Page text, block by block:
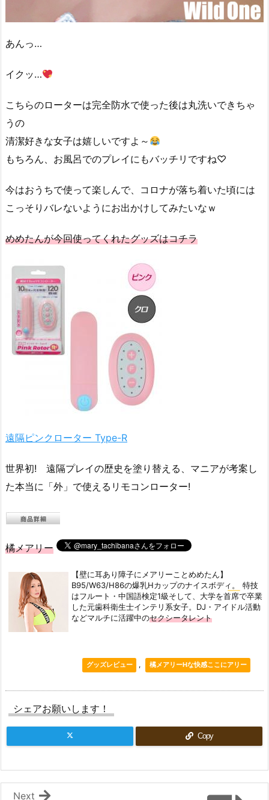
あんっ…
イクッ…
こちらのローターは完全防水で使った後は丸洗いできちゃ
うの
清潔好きな女子は嬉しいですよ～
もちろん、お風呂でのプレイにもバッチリですね♡
今はおうちで使って楽しんで、コロナが落ち着いた頃には
こっそりバレないようにお出かけしてみたいなｗ
めめたんが今回使ってくれたグッズはコチラ
遠隔ピンクローター Type-R
世界初! 遠隔プレイの歴史を塗り替える、マニアが考案し
た本当に「外」で使えるリモコンローター!
橘メアリー
【壁に耳あり障子にメアリーことめめたん】
B95/W63/H86の爆乳Hカップのナイスボディ。
特技
はフルート・中国語検定1級そして、大学を首席で卒業
した元歯科衛生士インテリ系女子。DJ・アイドル活動
などマルチに活躍中のセクシータレント
グッズレビュー , 橘メアリーHな快感ここにアリー
シェアお願いします！
Copy
Next